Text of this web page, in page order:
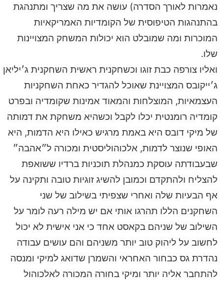
נאמרות לאורך הסדרה) עושה את מה שצריך ומתנהגת
בהתנהגות הטיפוסית של הקומדיות האמריקאיות
המוכרות ומה שמובלט הוא יכולות המשחק המצויינות
שלו.
ואליו צורפה כבת זוגו וכשחקנית ראשית השחקנית ג׳יליאן
ג׳ייקובס המצויינת שאוכל להגדיר כאחת השחקניות
העצמאיות, המוצלחות והמאוד אמינות שקומדיה ובפרט
קומדיה רומנטית יכלו לקבל וכשהיא משחקת את דמותה
של מיקי דובס היא באמת מרגיש כאילו היא הדמות, היא
האופי שנוצר לדמות, אלכוהוליסטית ומכורה ל״אהבה״
שבעבודתה עוסקת כמנהלת תוכניות ברדיו ששואפת
להצליח ולהתקדם וכמובן להשיג זוגיות טובה ותקינה על
אף הבעיות שלה ואחרי שצפיתי בשילוב של שני
השחקנים הללו תהרגו אותי אם יש מילה רעה לומר על
השילוב של שניהם בקאסט אחד כי אני אישית לא יכול
לחשוב על ליהוק טוב יותר משניהם והם עושים עבודה
נהדרת גס כבחור האחראי והשמרן שדואג למיקי ומנסה
להתחבר אליה יותר ומיקי בחורה המכורה לאלכוהול